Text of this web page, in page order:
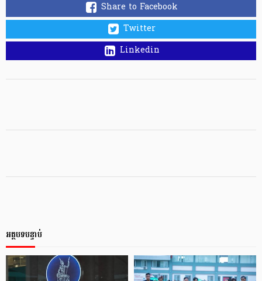
Share to Facebook
Twitter
Linkedin
អត្ថបទបន្ទាប់